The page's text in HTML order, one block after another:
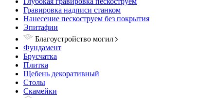
Гравировка надписи станком
Нанесение пескоструем без покрытия
Эпитафии
Благоустройство могил
Фундамент
Брусчатка
Плитка
Щебень декоративный
Столы
Скамейки